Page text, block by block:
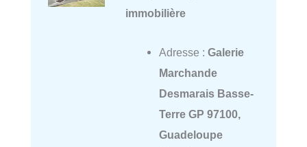
immobilière
Adresse : Galerie
Marchande
Desmarais Basse-
Terre GP 97100,
Guadeloupe